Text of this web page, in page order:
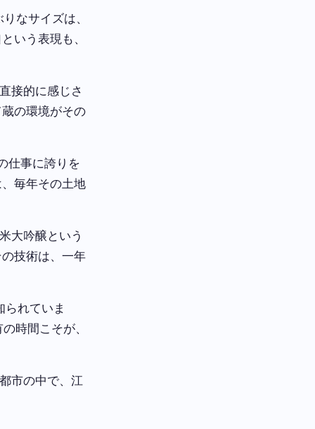
なサイズは、
いう表現も、
接的に感じさ
の環境がその
仕事に誇りを
毎年その土地
大吟醸という
技術は、一年
れていま
時間こそが、
市の中で、江